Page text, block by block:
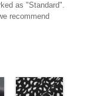
as "Standard".
recommend